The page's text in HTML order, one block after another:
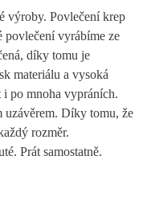
výroby. Povlečení krep
vyrábíme ze
díky tomu je
materiálu a vysoká
i po mnoha vypráních.
uzávěrem. Díky tomu, že
rozměr.
Prát samostatně.